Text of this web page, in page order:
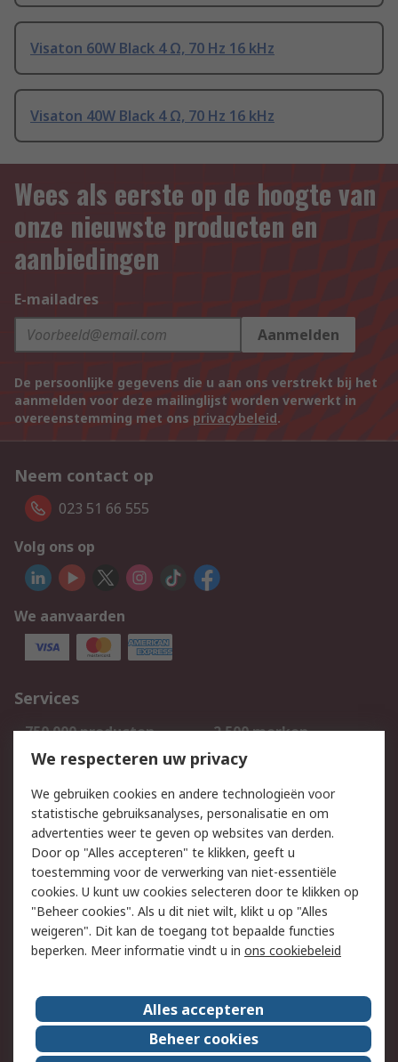
Visaton 60W Black 4 Ω, 70 Hz 16 kHz
Visaton 40W Black 4 Ω, 70 Hz 16 kHz
Wees als eerste op de hoogte van
onze nieuwste producten en
aanbiedingen
E-mailadres
Aanmelden
De persoonlijke gegevens die u aan ons verstrekt bij het
aanmelden voor deze mailinglijst worden verwerkt in
overeenstemming met ons privacybeleid.
Neem contact op
023 51 66 555
Volg ons op
We aanvaarden
Services
750.000 producten
2.500 merken
Bestellen
Inkoopoplossingen
Track & Trace
Wettelijk
Cookiebeleid
Email veiligheid
Privacybeleid
Websitevoorwaarden
Algemene
verkoopvoorwaarden
Over RS
RS Group
Over ons
We respecteren uw privacy
We gebruiken cookies en andere technologieën voor
statistische gebruiksanalyses, personalisatie en om
advertenties weer te geven op websites van derden.
Door op "Alles accepteren" te klikken, geeft u
toestemming voor de verwerking van niet-essentiële
cookies. U kunt uw cookies selecteren door te klikken op
"Beheer cookies". Als u dit niet wilt, klikt u op "Alles
weigeren". Dit kan de toegang tot bepaalde functies
beperken. Meer informatie vindt u in ons cookiebeleid
Alles accepteren
Beheer cookies